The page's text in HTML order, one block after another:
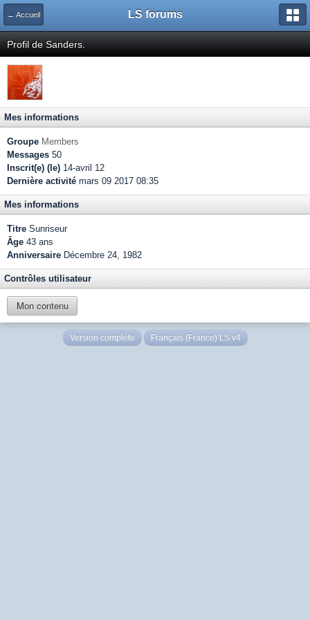
← Accueil LS forums
Profil de Sanders.
Mes informations
Groupe Members
Messages 50
Inscrit(e) (le) 14-avril 12
Dernière activité mars 09 2017 08:35
Mes informations
Titre Sunriseur
Âge 43 ans
Anniversaire Décembre 24, 1982
Contrôles utilisateur
Mon contenu
Version complète Français (France) LS v4